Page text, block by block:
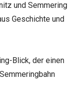
und Semmering
Geschichte und
Blick, der einen